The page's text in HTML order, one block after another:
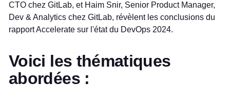
CTO chez GitLab, et Haim Snir, Senior Product Manager,
Dev & Analytics chez GitLab, révèlent les conclusions du
rapport Accelerate sur l'état du DevOps 2024.
Voici les thématiques
abordées :